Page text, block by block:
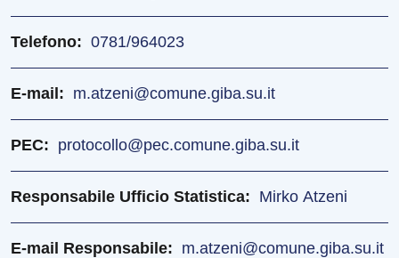
Telefono 0781/964023
E-mail m.atzeni@comune.giba.su.it
PEC protocollo@pec.comune.giba.su.it
Responsabile Ufficio Statistica Mirko Atzeni
E-mail Responsabile m.atzeni@comune.giba.su.it